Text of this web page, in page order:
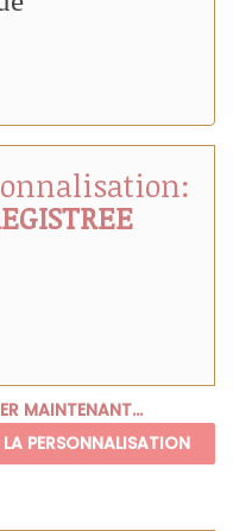
MAINTENANT...
PERSONNALISATION